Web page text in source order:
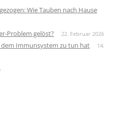
Wie Tauben nach Hause
Problem gelöst? 22. Februar 2026
Immunsystem zu tun hat
14.